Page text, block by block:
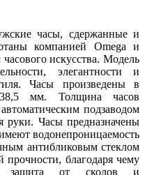
часы, сдержанные и
компанией Omega и
искусства. Модель
элегантности и
Часы произведены в
38,5 мм. Толщина часов
подзаводом
руки. Часы предназначены
водонепроницаемость
антибликовым стеклом
прочности, благодаря чему
защита от сколов и